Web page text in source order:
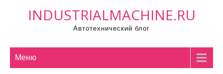
INDUSTRIALMACHINE.RU
Автотехнический блог
Меню